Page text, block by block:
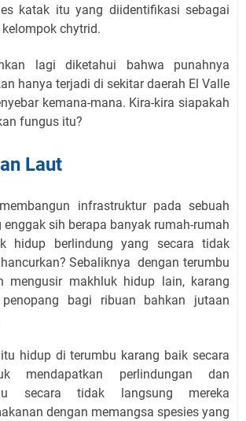
katak itu yang diidentifikasi sebagai
chytrid.
lagi diketahui bahwa punahnya
hanya terjadi di sekitar daerah El Valle
kemana-mana. Kira-kira siapakah
fungus itu?
Laut
infrastruktur pada sebuah
enggak sih berapa banyak rumah-rumah
hidup berlindung yang secara tidak
Sebaliknya dengan terumbu
mengusir makhluk hidup lain, karang
bagi ribuan bahkan jutaan
hidup di terumbu karang baik secara
mendapatkan perlindungan dan
secara tidak langsung mereka
dengan memangsa spesies yang